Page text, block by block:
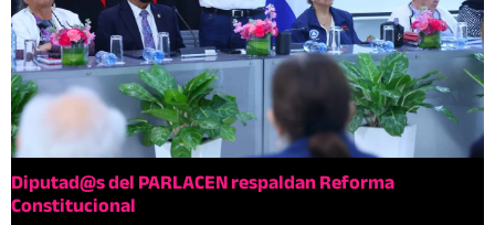
Diputad@s del PARLACEN respaldan Reforma
Constitucional